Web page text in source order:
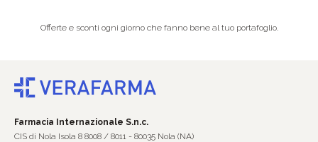
Offerte e sconti ogni giorno che fanno bene al tuo portafoglio.
Farmacia Internazionale S.n.c.
CIS di Nola Isola 8 8008 / 8011 - 80035 Nola (NA)